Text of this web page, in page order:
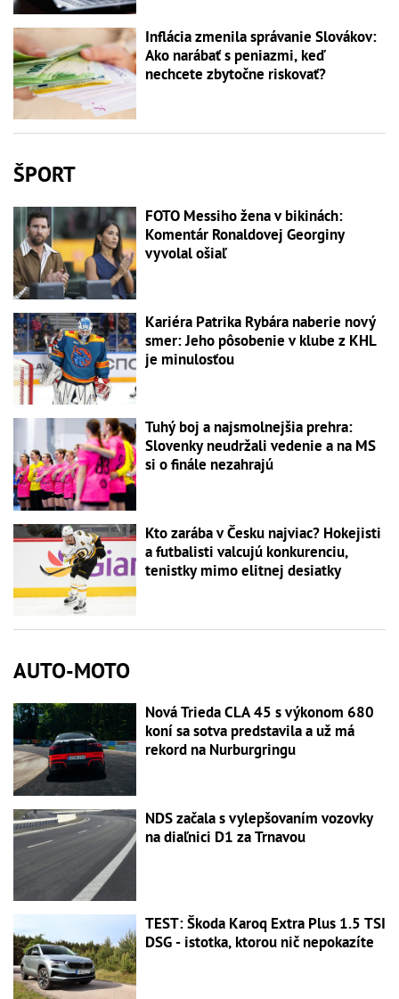
Inflácia zmenila správanie Slovákov:
Ako narábať s peniazmi, keď
nechcete zbytočne riskovať?
ŠPORT
FOTO Messiho žena v bikinách:
Komentár Ronaldovej Georginy
vyvolal ošiaľ
Kariéra Patrika Rybára naberie nový
smer: Jeho pôsobenie v klube z KHL
je minulosťou
Tuhý boj a najsmolnejšia prehra:
Slovenky neudržali vedenie a na MS
si o finále nezahrajú
Kto zarába v Česku najviac? Hokejisti
a futbalisti valcujú konkurenciu,
tenistky mimo elitnej desiatky
AUTO-MOTO
Nová Trieda CLA 45 s výkonom 680
koní sa sotva predstavila a už má
rekord na Nurburgringu
NDS začala s vylepšovaním vozovky
na diaľnici D1 za Trnavou
TEST: Škoda Karoq Extra Plus 1.5 TSI
DSG - istotka, ktorou nič nepokazíte